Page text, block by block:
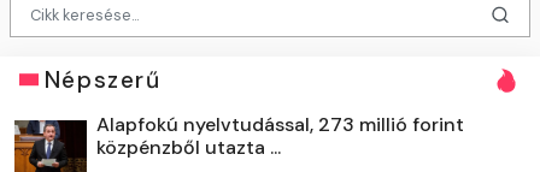
Népszerű
Alapfokú nyelvtudással, 273 millió forint
közpénzből utazta ...